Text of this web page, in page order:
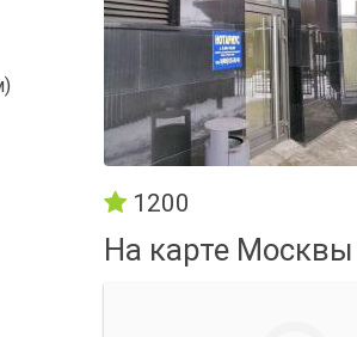
1200
На карте Москвы